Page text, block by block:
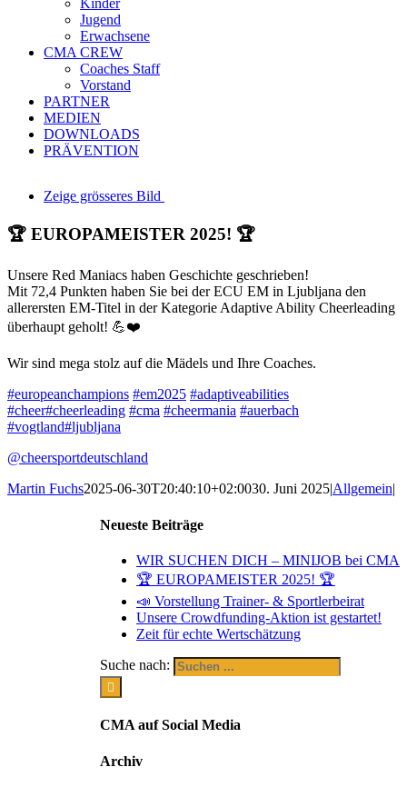
Kinder
Jugend
Erwachsene
CMA CREW
Coaches Staff
Vorstand
PARTNER
MEDIEN
DOWNLOADS
PRÄVENTION
Zeige grösseres Bild
🏆 EUROPAMEISTER 2025! 🏆
Unsere Red Maniacs haben Geschichte geschrieben!
Mit 72,4 Punkten haben Sie bei der ECU EM in Ljubljana den
allerersten EM-Titel in der Kategorie Adaptive Ability Cheerleading
überhaupt geholt! 💪❤️
Wir sind mega stolz auf die Mädels und Ihre Coaches.
#europeanchampions #em2025 #adaptiveabilities
#cheer#cheerleading #cma #cheermania #auerbach
#vogtland#ljubljana
@cheersportdeutschland
Martin Fuchs2025-06-30T20:40:10+02:0030. Juni 2025|Allgemein|
Neueste Beiträge
WIR SUCHEN DICH – MINIJOB bei CMA
🏆 EUROPAMEISTER 2025! 🏆
📣 Vorstellung Trainer- & Sportlerbeirat
Unsere Crowdfunding-Aktion ist gestartet!
Zeit für echte Wertschätzung
Suche nach:
CMA auf Social Media
Archiv